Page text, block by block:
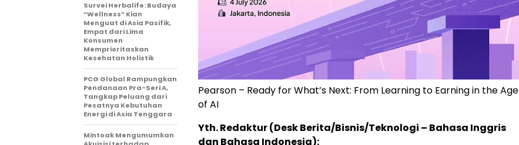
Pearson – Ready for What’s Next: From Learning to Earning in the Age
of AI
Yth. Redaktur (Desk Berita/Bisnis/Teknologi – Bahasa Inggris
dan Bahasa Indonesia):
Survei Herbalife: Budaya
“Wellness” Kian
Menguat di Asia Pasifik,
Empat dari Lima
Konsumen
Memprioritaskan
Kesehatan Holistik
PCG Global Rampungkan
Pendanaan Pra-Seri A,
Tangkap Peluang dari
Pesatnya Kebutuhan
Energi di Asia Tenggara
Mintoak Mengumumkan